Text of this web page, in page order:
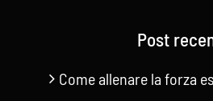
Post
Come allenare la forza